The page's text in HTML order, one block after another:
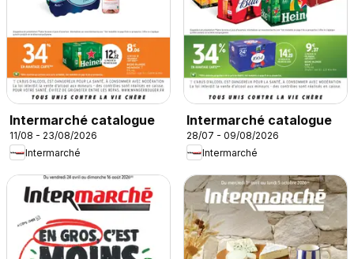
Intermarché catalogue
11/08 - 23/08/2026
Intermarché
Intermarché catalogue
28/07 - 09/08/2026
Intermarché